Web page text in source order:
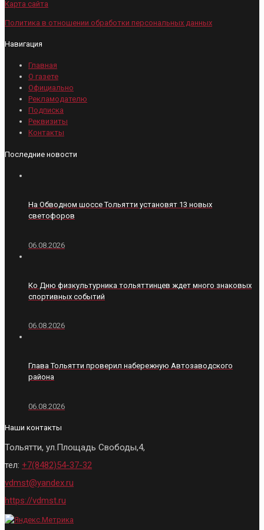
Карта сайта
Политика в отношении обработки персональных данных
Навигация
Главная
О газете
Официально
Рекламодателю
Подписка
Реквизиты
Контакты
Последние новости
На Обводном шоссе Тольятти установят 13 новых
светофоров
06.08.2026
Ко Дню физкультурника тольяттинцев ждет много знаковых
спортивных событий
06.08.2026
Глава Тольятти проверил набережную Автозаводского
района
06.08.2026
Наши контакты
Тольятти, ул.Площадь Свободы,4,
тел: +7(8482)54-37-32
vdmst@yandex.ru
https://vdmst.ru